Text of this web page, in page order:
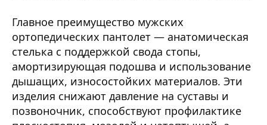
Главное преимущество мужских
ортопедических пантолет — анатомическая
стелька с поддержкой свода стопы,
амортизирующая подошва и использование
дышащих, износостойких материалов. Эти
изделия снижают давление на суставы и
позвоночник, способствуют профилактике